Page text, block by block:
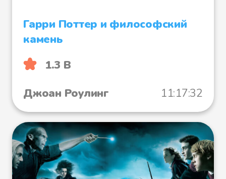
Гарри Поттер и философский
камень
1.3 B
Джоан Роулинг
11:17:32